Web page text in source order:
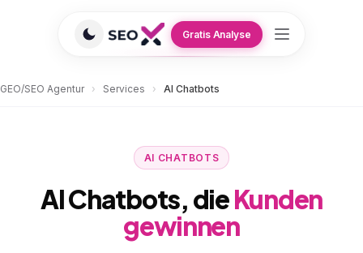
Gratis Analyse
GEO/SEO Agentur › Services › AI Chatbots
AI CHATBOTS
AI Chatbots, dieKunden
gewinnen